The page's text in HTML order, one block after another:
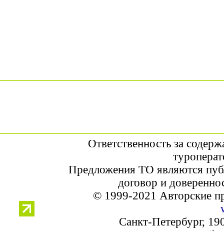
Ответственность за
Предложения ТО являются
договор и
© 1999-2021 Авторские
Санкт-Петербург,